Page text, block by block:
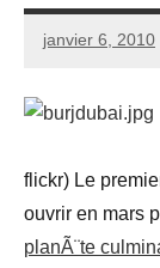
janvier 6, 2010
flickr) Le
ouvrir en mars
planÃ¨te